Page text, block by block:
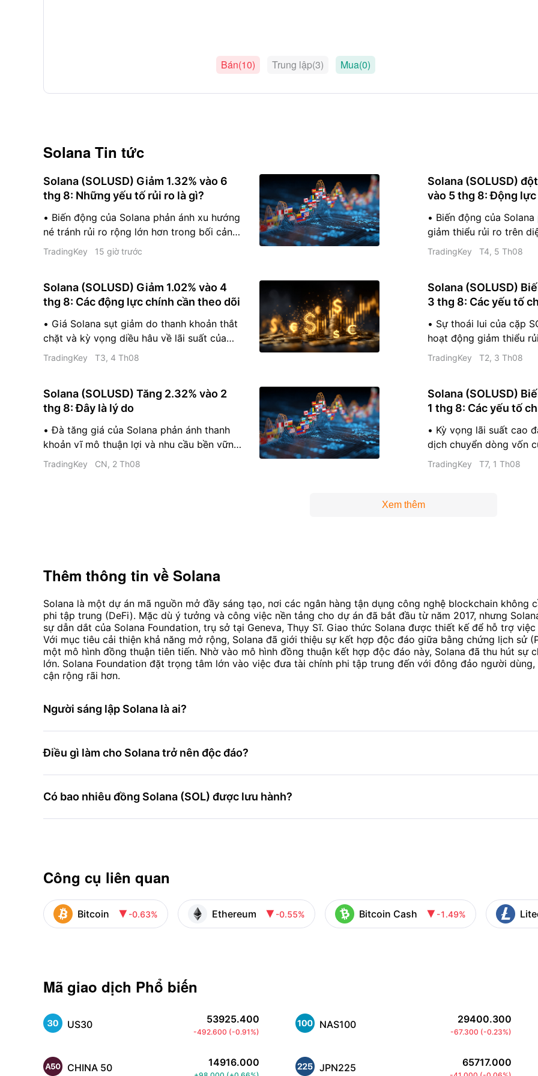
Bán(10) Trung lập(3) Mua(0)
Solana Tin tức
Solana (SOLUSD) Giảm 1.32% vào 6
thg 8: Những yếu tố rủi ro là gì?
• Biến động của Solana phản ánh xu hướng
né tránh rủi ro rộng lớn hơn trong bối cảnh
lợi suất trái phiếu kho bạc Mỹ tăng và đồng
sau một giai đoạn đầu cơ mạnh mẽ. • Đà
giảm giá trở nên trầm trọng hơn do việc
thanh lý các vị thế mua phái sinh sử dụng
đòn bẩy quá đông đảo.
TradingKey 15 giờ trước
Solana (SOLUSD)
vào 5 thg 8: Động lực
• Biến động của
giảm thiểu rủi ro trên
trái phiếu kho bạc Mỹ
nhiệt và số lượng địa
Hoạt động thanh lý
quá đông đảo đã thúc
đây.
TradingKey T4, 5 Th08
Solana (SOLUSD) Giảm 1.02% vào 4
thg 8: Các động lực chính cần theo dõi
• Giá Solana sụt giảm do thanh khoản thắt
chặt và kỳ vọng diều hâu về lãi suất của
Cục Dự trữ Liên bang (Fed). • Dòng vốn
làm suy yếu động lực chung của thị trường.
• Dữ liệu on-chain cho thấy sự sụt giảm của
tổng giá trị bị khóa và số lượng địa chỉ hoạt
động hàng ngày.
TradingKey T3, 4 Th08
Solana (SOLUSD)
3 thg 8: Các yếu tố
• Sự thoái lui của cặp
hoạt động giảm thiểu
các tổ chức trong bối
các quỹ ETF SOL giao
thanh lý vị thế mua đã
giảm giá trong ngày. •
bao gồm MACD và
phát tín hiệu bán đối với
TradingKey T2, 3 Th08
Solana (SOLUSD) Tăng 2.32% vào 2
thg 8: Đây là lý do
• Đà tăng giá của Solana phản ánh thanh
khoản vĩ mô thuận lợi và nhu cầu bền vững
từ các tổ chức. • Dòng vốn ròng chảy vào
TradingKey CN, 2 Th08
Solana (SOLUSD)
1 thg 8: Các yếu tố
• Kỳ vọng lãi suất cao
dịch chuyển dòng vốn
các tài sản kỹ thuật số
TradingKey T7, 1 Th08
Xem thêm
Thêm thông tin về Solana
Solana là một dự án mã nguồn mở đầy sáng tạo, nơi các ngân hàng tận dụng công nghệ blockchain không
phi tập trung (DeFi). Mặc dù ý tưởng và công việc nền tảng cho dự án đã bắt đầu từ năm 2017, nhưng
sự dẫn dắt của Solana Foundation, trụ sở tại Geneva, Thụy Sĩ. Giao thức Solana được thiết kế để hỗ trợ
Với mục tiêu cải thiện khả năng mở rộng, Solana đã giới thiệu sự kết hợp độc đáo giữa bằng chứng lịch sử
một mô hình đồng thuận tiên tiến. Nhờ vào mô hình đồng thuận kết hợp độc đáo này, Solana đã thu hút sự
lớn. Solana Foundation đặt trọng tâm lớn vào việc đưa tài chính phi tập trung đến với đông đảo người
cận rộng rãi hơn.
Người sáng lập Solana là ai?
Điều gì làm cho Solana trở nên độc đáo?
Có bao nhiêu đồng Solana (SOL) được lưu hành?
Công cụ liên quan
Bitcoin  -0.63% Ethereum  -0.55% Bitcoin Cash  -1.49%
Mã giao dịch Phổ biến
US30 53925.400
-492.600 (-0.91%)
NAS100 29400.300
-67.300 (-0.23%)
CHINA 50 14916.000 JPN225 65717.000